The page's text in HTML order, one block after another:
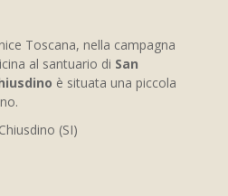
Toscana, nella campagna
al santuario di San
è situata una piccola
(SI)